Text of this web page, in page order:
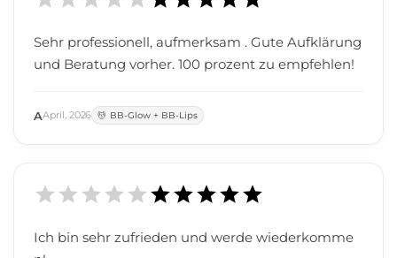
Sehr professionell, aufmerksam . Gute Aufklärung
und Beratung vorher. 100 prozent zu empfehlen!
AApril, 2026 BB-Glow + BB-Lips
Ich bin sehr zufrieden und werde wiederkomme